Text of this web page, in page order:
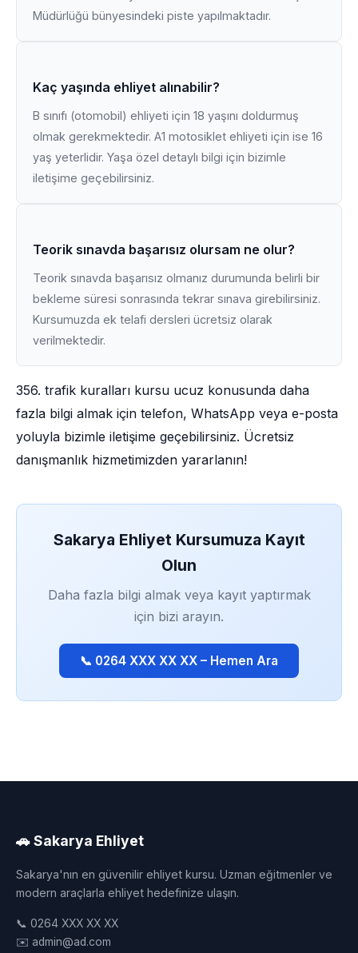
Müdürlüğü bünyesindeki piste yapılmaktadır.
Kaç yaşında ehliyet alınabilir?
B sınıfı (otomobil) ehliyeti için 18 yaşını doldurmuş
olmak gerekmektedir. A1 motosiklet ehliyeti için ise 16
yaş yeterlidir. Yaşa özel detaylı bilgi için bizimle
iletişime geçebilirsiniz.
Teorik sınavda başarısız olursam ne olur?
Teorik sınavda başarısız olmanız durumunda belirli bir
bekleme süresi sonrasında tekrar sınava girebilirsiniz.
Kursumuzda ek telafi dersleri ücretsiz olarak
verilmektedir.
356. trafik kuralları kursu ucuz konusunda daha
fazla bilgi almak için telefon, WhatsApp veya e-posta
yoluyla bizimle iletişime geçebilirsiniz. Ücretsiz
danışmanlık hizmetimizden yararlanın!
Sakarya Ehliyet Kursumuza Kayıt
Olun
Daha fazla bilgi almak veya kayıt yaptırmak
için bizi arayın.
📞 0264 XXX XX XX – Hemen Ara
🚗 Sakarya Ehliyet
Sakarya'nın en güvenilir ehliyet kursu. Uzman eğitmenler ve
modern araçlarla ehliyet hedefinize ulaşın.
📞 0264 XXX XX XX
✉️ admin@ad.com